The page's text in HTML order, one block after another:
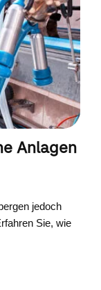
Anlagen
jedoch
Sie, wie